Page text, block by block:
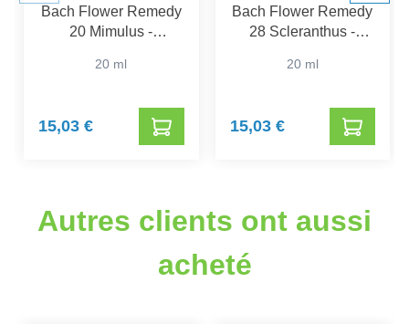
Bach Flower Remedy
20 Mimulus -
20 ml
15,03 €
Bach Flower Remedy
28 Scleranthus -
20 ml
15,03 €
Autres clients ont aussi
acheté